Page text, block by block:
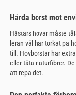
Hårda borst mot
Hästars hovar måste
leran väl har torkat på
till. Hovborstar har
eller täta naturfibrer.
att repa det.